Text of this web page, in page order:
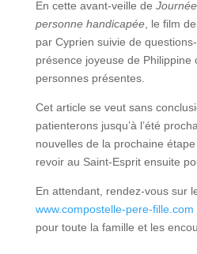
En cette avant-veille de
personne handicapée, le film
par Cyprien suivie de
présence joyeuse de Philippine
personnes présentes.
Cet article se veut sans
patienterons jusqu’à l’été
nouvelles de la prochaine
revoir au Saint-Esprit ensuite
En attendant, rendez-vous sur
www.compostelle-pere-fille.com
pour toute la famille et les